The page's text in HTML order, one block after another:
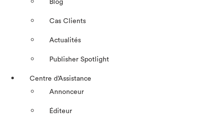
Blog
Cas Clients
Actualités
Publisher Spotlight
Centre d’Assistance
Annonceur
Éditeur